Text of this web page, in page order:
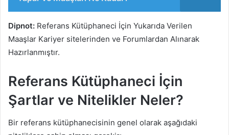
Dipnot: Referans Kütüphaneci İçin Yukarıda Verilen
Maaşlar Kariyer sitelerinden ve Forumlardan Alınarak
Hazırlanmıştır.
Referans Kütüphaneci İçin
Şartlar ve Nitelikler Neler?
Bir referans kütüphanecisinin genel olarak aşağıdaki